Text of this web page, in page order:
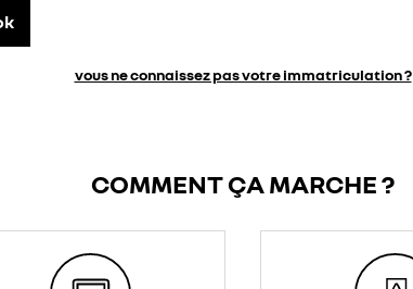
vous ne connaissez pas votre immatriculation ?
COMMENT ÇA MARCHE ?